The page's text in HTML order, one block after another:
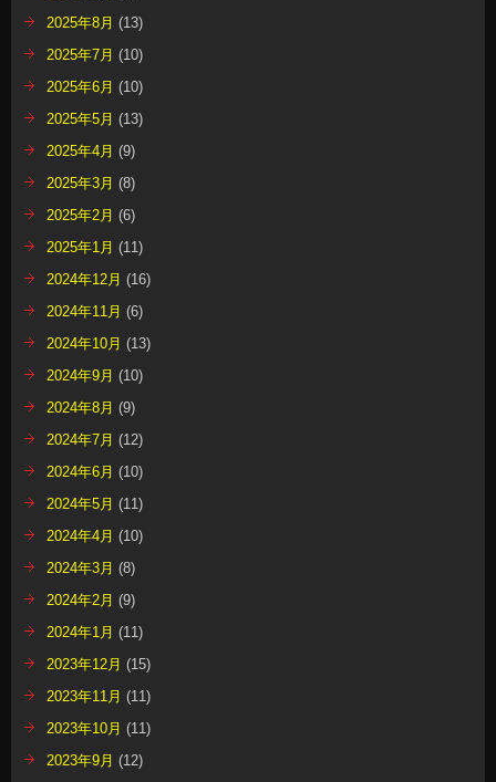
2025年8月 (13)
2025年7月 (10)
2025年6月 (10)
2025年5月 (13)
2025年4月 (9)
2025年3月 (8)
2025年2月 (6)
2025年1月 (11)
2024年12月 (16)
2024年11月 (6)
2024年10月 (13)
2024年9月 (10)
2024年8月 (9)
2024年7月 (12)
2024年6月 (10)
2024年5月 (11)
2024年4月 (10)
2024年3月 (8)
2024年2月 (9)
2024年1月 (11)
2023年12月 (15)
2023年11月 (11)
2023年10月 (11)
2023年9月 (12)